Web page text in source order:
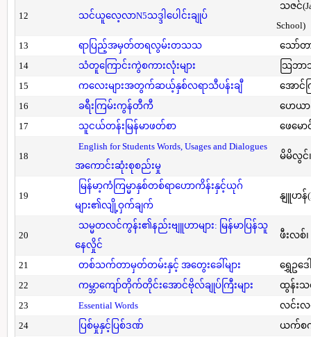
12 သင်ယူလေ့လာN5သဒ္ဒါပေါင်းချုပ်
သဇင်
School)
13
ရာပြည့်အမှတ်တရလွမ်းတသသ
သော်တ
14
သံတူကြောင်းကွဲစကားလုံးများ
သြဘာ
15
ကလေးများအတွက်ဆယ့်နှစ်လရာသီပန်းချီ
အောင်
16
ခရီးကြမ်းကွန်တီကီ
ဟေယာ
17
သူငယ်တန်းမြန်မာဖတ်စာ ဖေမော
18
English for Students Words, Usages and Dialogues
အကောင်းဆုံးစုစည်းမှု
မိမိလွင်၊
19
မြန်မာ့ကံကြမ္မာနှစ်တစ်ရာဟောကိန်းနှင့်ယုဂ်
များ၏လျို့ဝှက်ချက်
နျူဟန်
20
သမ္မတလင်ကွန်း၏နည်းဗျူဟာများ: မြန်မာပြန်သူ
နေလှိုင်
ဖီးလစ်
21 တစ်သက်တာမှတ်တမ်းနှင့် အတွေးခေါ်များ
ရွှေဥဒေ
22
ကမ္ဘာကျော်တိုက်တိုင်းအောင်ဗိုလ်ချုပ်ကြီးများ
ထွန်းသ
23
Essential Words
လင်းလ
24
ပြစ်မှုနှင့်ပြစ်ဒဏ်
ယက်စကီ